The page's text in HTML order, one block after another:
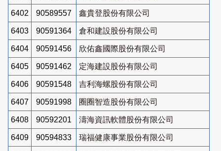
6402 90589557 鑫貴登股份有限公司
6403 90591364 倉和建設股份有限公司
6404 90591456 欣佑鑫國際股份有限公司
6405 90591462 定海建設股份有限公司
6406 90591548 吉利海螺股份有限公司
6407 90591998 圈圈智造股份有限公司
6408 90592201 濤海資訊軟體股份有限公司
6409 90594833 瑞福健康事業股份有限公司